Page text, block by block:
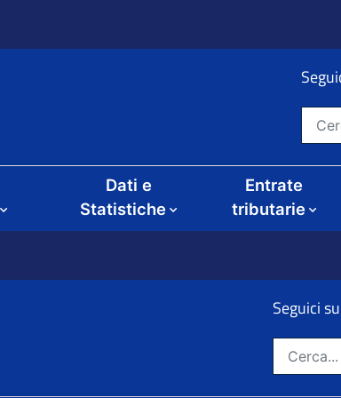
Cerca nel
Dati e
Statistiche
Entrate
tributarie
Seguici
Cerca nel sito: